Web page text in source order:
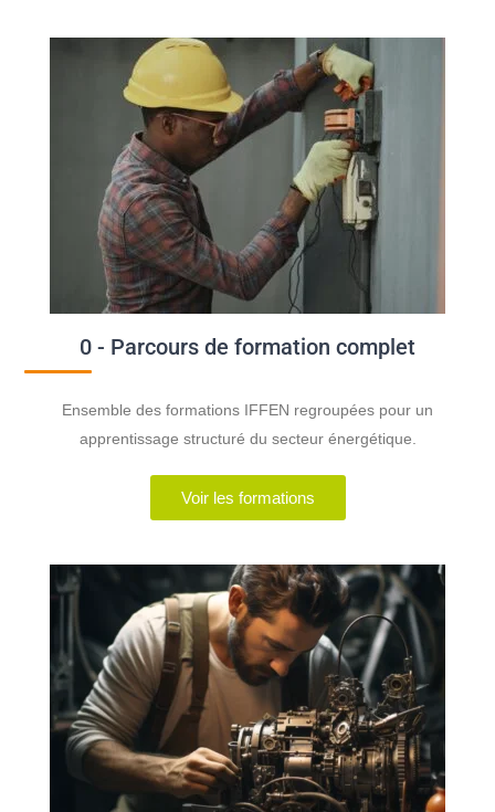
0 - Parcours de formation complet
Ensemble des formations IFFEN regroupées pour un
apprentissage structuré du secteur énergétique.
Voir les formations